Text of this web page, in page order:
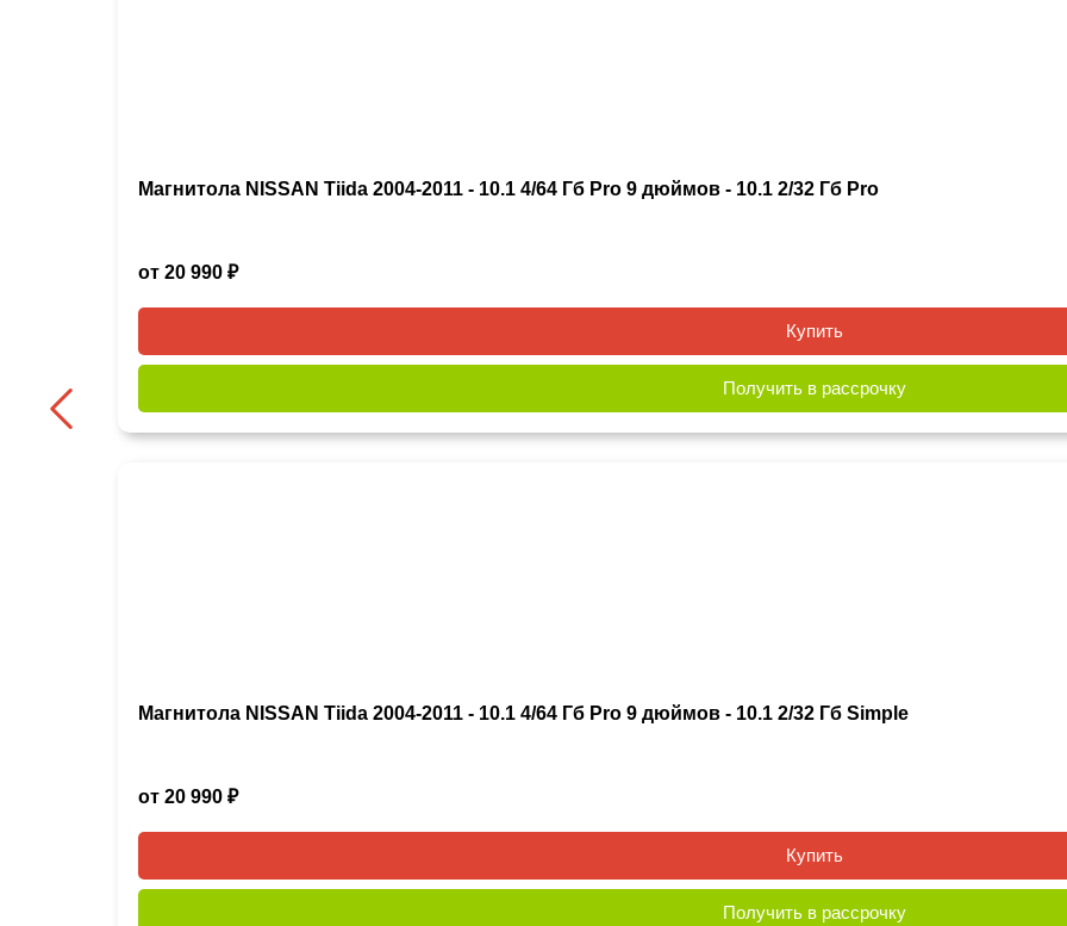
Магнитола NISSAN Tiida 2004-2011 - 10.1 4/64 Гб Pro 9 дюймов - 10.1 2/32 Гб Pro
от 20 990 ₽
Купить
Получить в рассрочку
Магнитола NISSAN Tiida 2004-2011 - 10.1 4/64 Гб Pro 9 дюймов - 10.1 2/32 Гб Simple
от 20 990 ₽
Купить
Получить в рассрочку